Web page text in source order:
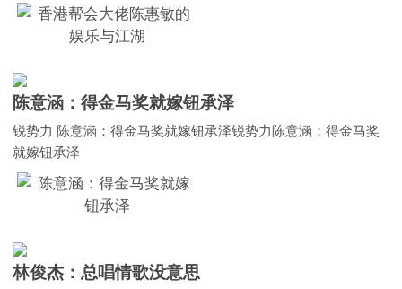
陈意涵：得金马奖就嫁钮承泽
锐势力 陈意涵：得金马奖就嫁钮承泽锐势力陈意涵：得金马奖
就嫁钮承泽
林俊杰：总唱情歌没意思